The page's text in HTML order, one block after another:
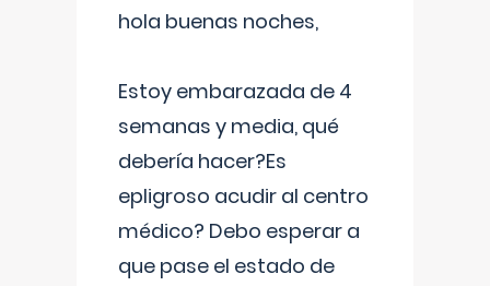
hola buenas noches,
Estoy embarazada de 4
semanas y media, qué
debería hacer?Es
epligroso acudir al centro
médico? Debo esperar a
que pase el estado de